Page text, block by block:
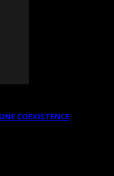
COEXISTENCE